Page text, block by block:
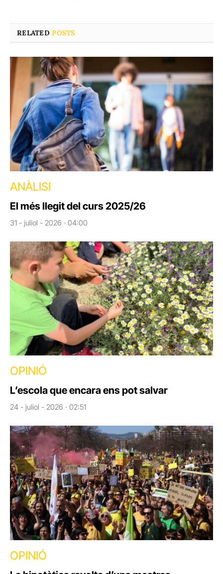
RELATEDPOSTS
ANÀLISI
El més llegit del curs 2025/26
31 - juliol - 2026 · 04:00
OPINIÓ
L’escola que encara ens pot salvar
24 - juliol - 2026 · 02:51
OPINIÓ